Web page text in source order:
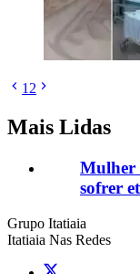
1 2
Mais Lidas
Mulher
sofrer
Grupo Itatiaia
Itatiaia Nas Redes